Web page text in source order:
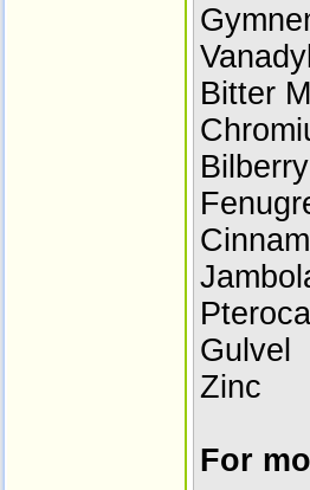
Bitter
Gulvel
Zinc
For